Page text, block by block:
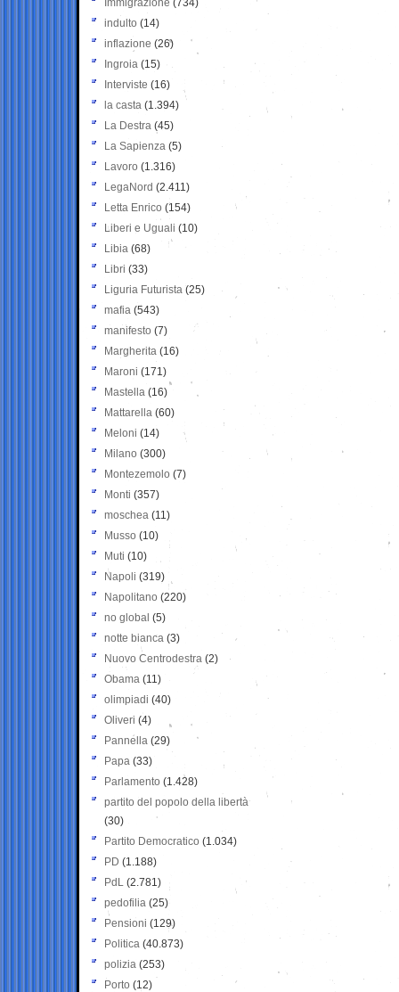
Immigrazione (734)
indulto (14)
inflazione (26)
Ingroia (15)
Interviste (16)
la casta (1.394)
La Destra (45)
La Sapienza (5)
Lavoro (1.316)
LegaNord (2.411)
Letta Enrico (154)
Liberi e Uguali (10)
Libia (68)
Libri (33)
Liguria Futurista (25)
mafia (543)
manifesto (7)
Margherita (16)
Maroni (171)
Mastella (16)
Mattarella (60)
Meloni (14)
Milano (300)
Montezemolo (7)
Monti (357)
moschea (11)
Musso (10)
Muti (10)
Napoli (319)
Napolitano (220)
no global (5)
notte bianca (3)
Nuovo Centrodestra (2)
Obama (11)
olimpiadi (40)
Oliveri (4)
Pannella (29)
Papa (33)
Parlamento (1.428)
partito del popolo della libertà
(30)
Partito Democratico (1.034)
PD (1.188)
PdL (2.781)
pedofilia (25)
Pensioni (129)
Politica (40.873)
polizia (253)
Porto (12)